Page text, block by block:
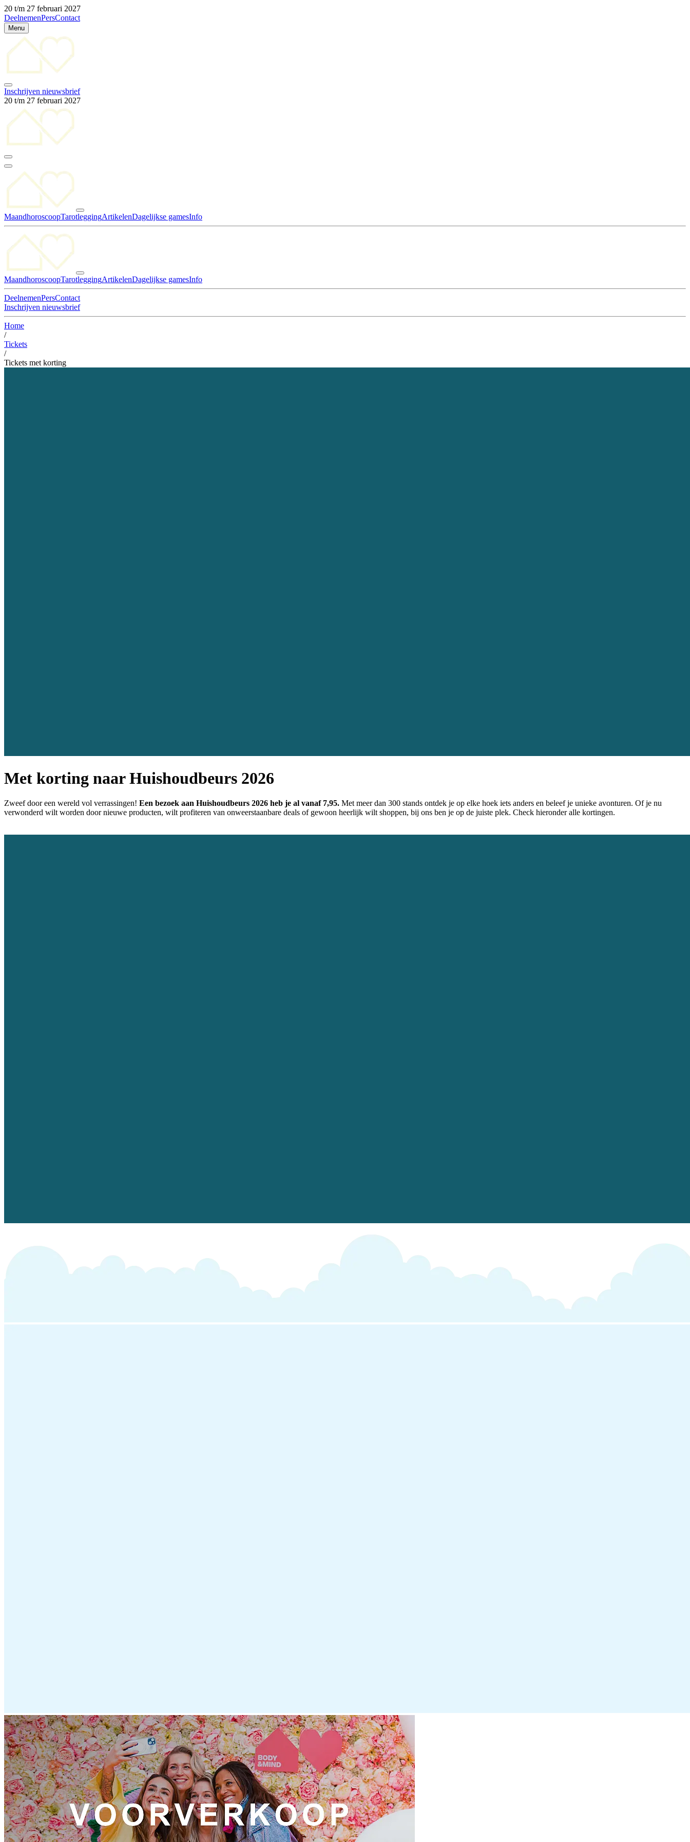
20 t/m 27 februari 2027
DeelnemenPersContact
Menu
Inschrijven nieuwsbrief
20 t/m 27 februari 2027
MaandhoroscoopTarotleggingArtikelenDagelijkse gamesInfo
MaandhoroscoopTarotleggingArtikelenDagelijkse gamesInfo
DeelnemenPersContact
Inschrijven nieuwsbrief
Home
/
Tickets
/
Tickets met korting
Met korting naar Huishoudbeurs 2026
Zweef door een wereld vol verrassingen! Een bezoek aan Huishoudbeurs 2026 heb je al vanaf 7,95. Met meer dan 300 stands ontdek je op elke hoek iets anders en beleef je unieke avonturen. Of je nu
verwonderd wilt worden door nieuwe producten, wilt profiteren van onweerstaanbare deals of gewoon heerlijk wilt shoppen, bij ons ben je op de juiste plek. Check hieronder alle kortingen.